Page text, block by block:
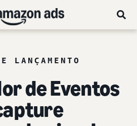
LANÇAMENTO
de Eventos